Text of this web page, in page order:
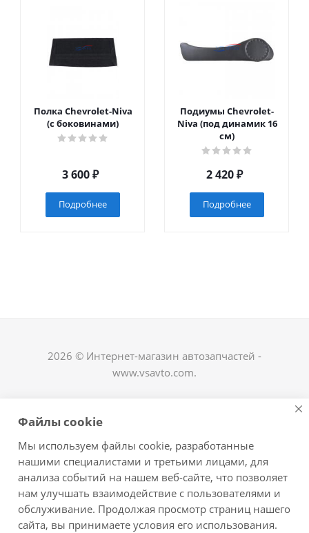
Полка Chevrolet-Niva
(с боковинами)
3 600₽
Подробнее
Подиумы Chevrolet-
Niva (под динамик 16
см)
2 420₽
Подробнее
2026 © Интернет-магазин автозапчастей -
www.vsavto.com.
+7 (8482) 622-122 avtovs@yandex.ru
г. Тольятти, ул. Офицерская 14, ГСК "Пламя", 4
этаж, офис 476
Оставайтесь на связи
Файлы cookie
Мы используем файлы cookie, разработанные
нашими специалистами и третьими лицами, для
анализа событий на нашем веб-сайте, что позволяет
нам улучшать взаимодействие с пользователями и
обслуживание. Продолжая просмотр страниц нашего
сайта, вы принимаете условия его использования.